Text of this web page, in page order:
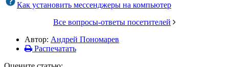
Как установить мессенджеры на компьютер
Все вопросы-ответы посетителей
Автор: Андрей Пономарев
Распечатать